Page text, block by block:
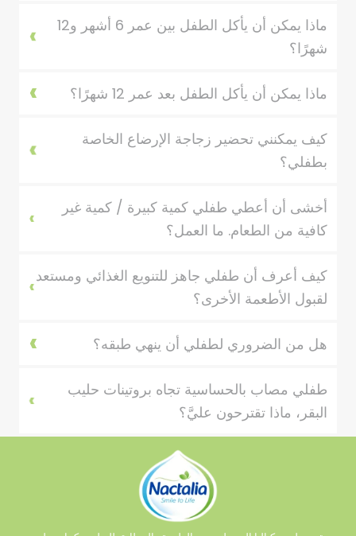
ماذا يمكن أن يأكل الطفل بين عمر 6 أشهر و12
شهرًا؟
ماذا يمكن أن يأكل الطفل بعد عمر 12 شهرًا؟
كيف يمكنني تحضير زجاجة الإرضاع الخاصة
بطفلي؟
أخشى أن أعطي طفلي كمية كبيرة / كمية غير
كافية من الطعام. ما العمل؟
كيف أعرف أن طفلي جاهز للتنويع الغذائي ومستعد
لقبول الأطعمة الأخرى؟
هل من الضروري لطفلي أن ينهي طبقه؟
طفلي مصاب بالحساسية تجاه بروتينات حليب
البقر، ماذا تقترحون عليَّ؟